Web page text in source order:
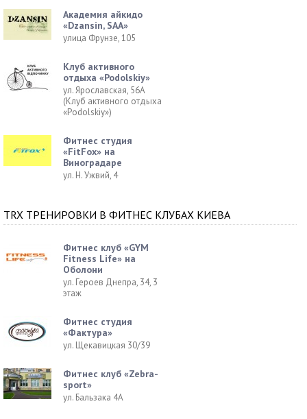
Академия айкидо
«Dzansin, SAA»
улица Фрунзе, 105
Клуб активного
отдыха «Podolskiy»
ул. Ярославская, 56А
(Клуб активного отдыха
«Podolskiy»)
Фитнес студия
«FitFox» на
Виноградаре
ул. Н. Ужвий, 4
TRX ТРЕНИРОВКИ В ФИТНЕС КЛУБАХ КИЕВА
Фитнес клуб «GYM
Fitness Life» на
Оболони
ул. Героев Днепра, 34, 3
этаж
Фитнес студия
«Фактура»
ул. Щекавицкая 30/39
Фитнес клуб «Zebra-
sport»
ул. Бальзака 4А